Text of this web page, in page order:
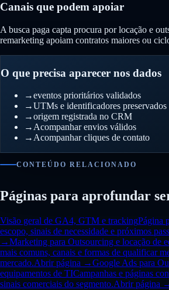
Canais que podem apoiar
A busca paga capta procura por locação e
remarketing apoiam contratos maiores ou
O que precisa aparecer nos dados
→eventos prioritários validados
→UTMs e identificadores preservados
→origem registrada no CRM
→ Acompanhar envios válidos
→ Acompanhar cliques de contato
CONTEÚDO RELACIONADO
Páginas para aprofundar
Visão geral de GA4, GTM e trackingPágina
escopo, sinais de necessidade e próximos
→Marketing para Outsourcing e locação de
mais comuns, canais e formas de qualificar
mercado.Abrir página →Google Ads para
equipamentos de TICampanhas e páginas
sinais comerciais do segmento.Abrir página